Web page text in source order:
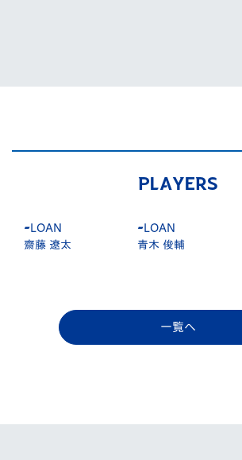
PLAYERS
LOAN
齋藤 遼太
LOAN
青木 俊輔
一覧へ